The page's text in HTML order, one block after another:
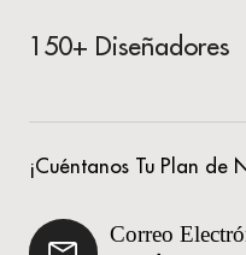
150+ Diseñadores
¡Cuéntanos Tu Plan de
Correo